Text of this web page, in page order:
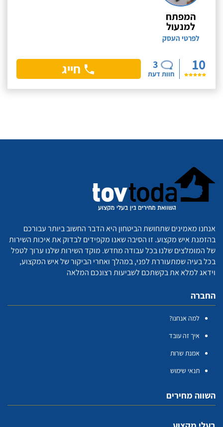
המפתח
למנעול
לפרטי העסק
10
3
חוות דעת חייג
אנחנו מאמינים שתחושת הביטחון היא הדבר החשוב ביותר עבורכם
בהזמנת איש מקצוע. זו הסיבה שאנו מקפידים לבדוק את איכות השירות
של המומלצים שלנו בכל עבודה מחדש. מוקד השירות שלנו ערוך לטפל
בכל בעיה שמתעוררת לפני, במהלך ואחרי הביקור של איש המקצוע,
וידאג למלא את בקשתכם לשביעות רצונכם המלאה
החברה
למה אנחנו?
איך זה עובד
אמנת שרות
תנאי שימוש
השווה מחירים